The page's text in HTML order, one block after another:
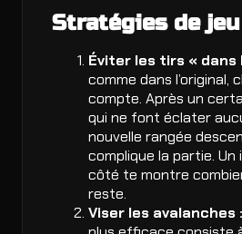
Stratégies de jeu
Éviter les tirs « dans
comme dans l’original,
compte. Après un
qui ne font éclater
nouvelle rangée
complique la partie.
côté te montre
reste.
Viser les avalanches :